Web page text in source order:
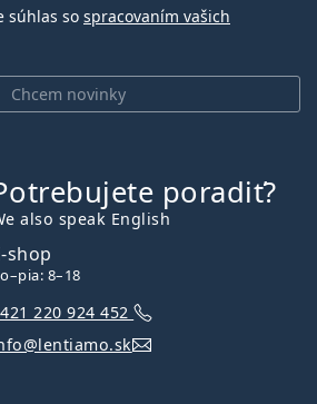
Chcem novinky
súhlas so spracovaním vašich
poradiť?
also speak English
shop
8–18
220 924 452